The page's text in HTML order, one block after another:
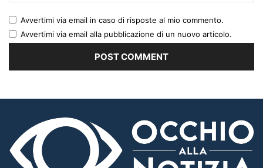
Avvertimi via email in caso di risposte al mio commento.
Avvertimi via email alla pubblicazione di un nuovo articolo.